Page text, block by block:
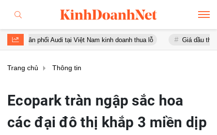
tại Việt Nam kinh doanh thua lỗ Giá dầu thế giới tăng trên 3
Trang chủ Thông tin
Ecopark tràn ngập sắc hoa
các đại đô thị khắp 3 miền dịp